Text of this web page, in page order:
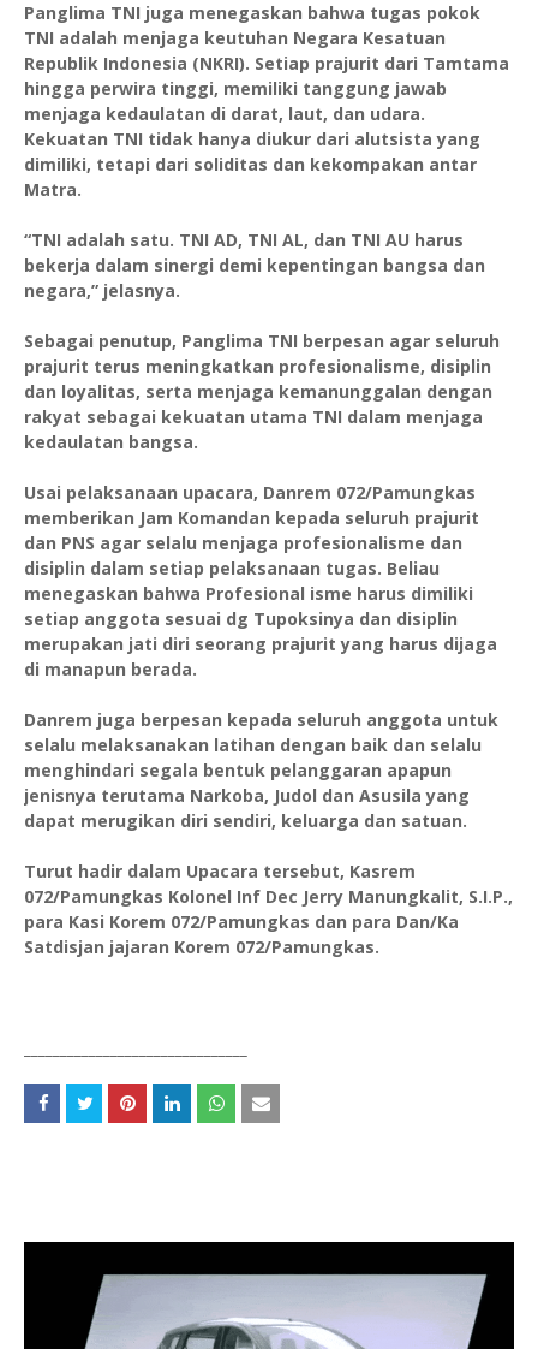
Panglima TNI juga menegaskan bahwa tugas pokok
TNI adalah menjaga keutuhan Negara Kesatuan
Republik Indonesia (NKRI). Setiap prajurit dari Tamtama
hingga perwira tinggi, memiliki tanggung jawab
menjaga kedaulatan di darat, laut, dan udara.
Kekuatan TNI tidak hanya diukur dari alutsista yang
dimiliki, tetapi dari soliditas dan kekompakan antar
Matra.
“TNI adalah satu. TNI AD, TNI AL, dan TNI AU harus
bekerja dalam sinergi demi kepentingan bangsa dan
negara,” jelasnya.
Sebagai penutup, Panglima TNI berpesan agar seluruh
prajurit terus meningkatkan profesionalisme, disiplin
dan loyalitas, serta menjaga kemanunggalan dengan
rakyat sebagai kekuatan utama TNI dalam menjaga
kedaulatan bangsa.
Usai pelaksanaan upacara, Danrem 072/Pamungkas
memberikan Jam Komandan kepada seluruh prajurit
dan PNS agar selalu menjaga profesionalisme dan
disiplin dalam setiap pelaksanaan tugas. Beliau
menegaskan bahwa Profesional isme harus dimiliki
setiap anggota sesuai dg Tupoksinya dan disiplin
merupakan jati diri seorang prajurit yang harus dijaga
di manapun berada.
Danrem juga berpesan kepada seluruh anggota untuk
selalu melaksanakan latihan dengan baik dan selalu
menghindari segala bentuk pelanggaran apapun
jenisnya terutama Narkoba, Judol dan Asusila yang
dapat merugikan diri sendiri, keluarga dan satuan.
Turut hadir dalam Upacara tersebut, Kasrem
072/Pamungkas Kolonel Inf Dec Jerry Manungkalit, S.I.P.,
para Kasi Korem 072/Pamungkas dan para Dan/Ka
Satdisjan jajaran Korem 072/Pamungkas.